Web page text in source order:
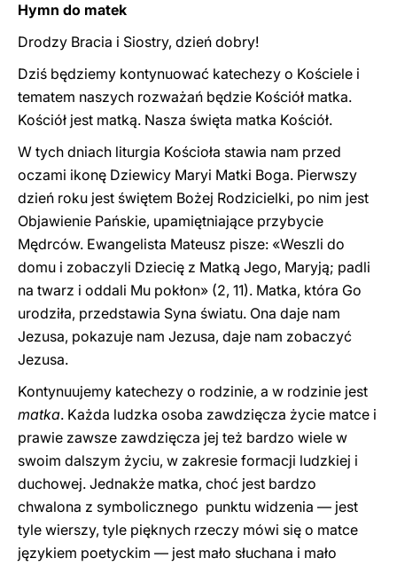
Hymn do matek
Drodzy Bracia i Siostry, dzień dobry!
Dziś będziemy kontynuować katechezy o Kościele i
tematem naszych rozważań będzie Kościół matka.
Kościół jest matką. Nasza święta matka Kościół.
W tych dniach liturgia Kościoła stawia nam przed
oczami ikonę Dziewicy Maryi Matki Boga. Pierwszy
dzień roku jest świętem Bożej Rodzicielki, po nim jest
Objawienie Pańskie, upamiętniające przybycie
Mędrców. Ewangelista Mateusz pisze: «Weszli do
domu i zobaczyli Dziecię z Matką Jego, Maryją; padli
na twarz i oddali Mu pokłon» (2, 11). Matka, która Go
urodziła, przedstawia Syna światu. Ona daje nam
Jezusa, pokazuje nam Jezusa, daje nam zobaczyć
Jezusa.
Kontynuujemy katechezy o rodzinie, a w rodzinie jest
matka. Każda ludzka osoba zawdzięcza życie matce i
prawie zawsze zawdzięcza jej też bardzo wiele w
swoim dalszym życiu, w zakresie formacji ludzkiej i
duchowej. Jednakże matka, choć jest bardzo
chwalona z symbolicznego punktu widzenia — jest
tyle wierszy, tyle pięknych rzeczy mówi się o matce
językiem poetyckim — jest mało słuchana i mało